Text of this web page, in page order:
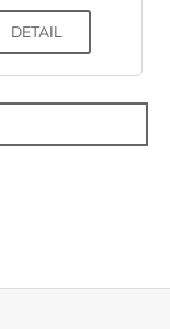
DETAIL